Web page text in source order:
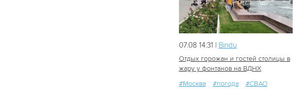
28
07.08 14:31 | Bindu
Отдых горожан и гостей столицы в
жару у фонтанов на ВДНХ
#Москва
#погода #СВАО